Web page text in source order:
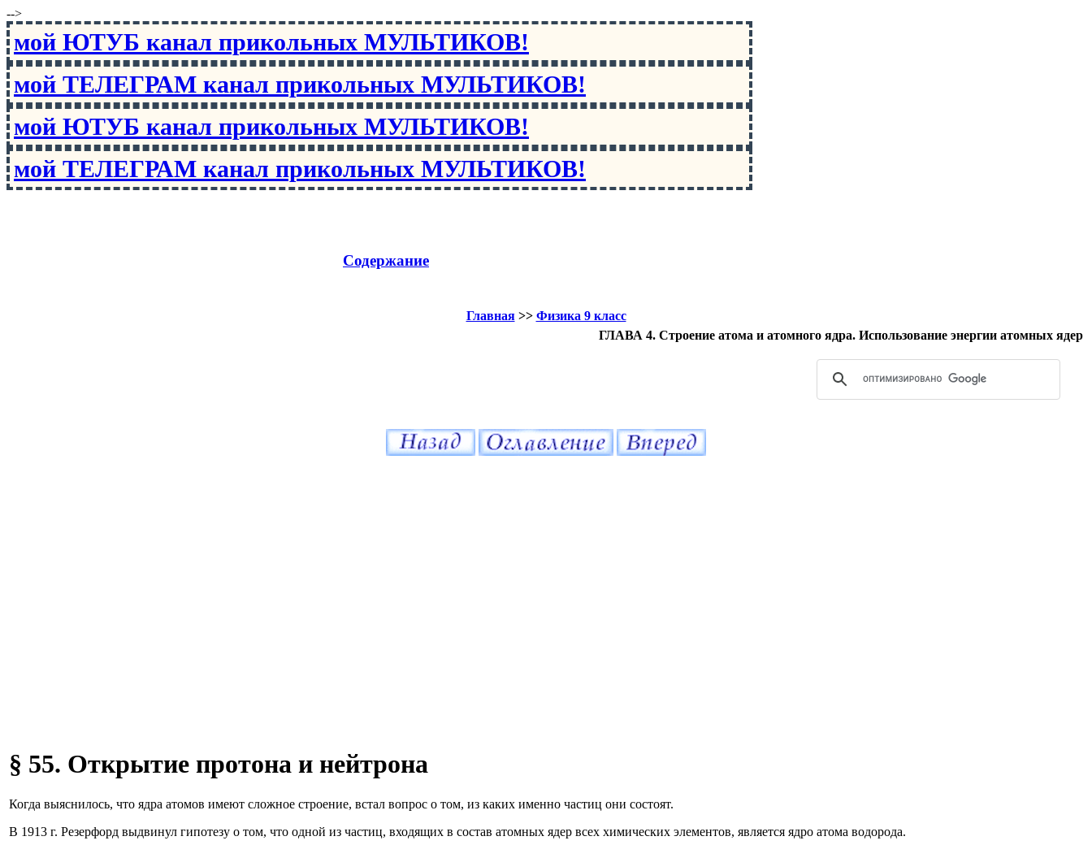
-->
мой ЮТУБ канал прикольных МУЛЬТИКОВ!
мой ТЕЛЕГРАМ канал прикольных МУЛЬТИКОВ!
мой ЮТУБ канал прикольных МУЛЬТИКОВ!
мой ТЕЛЕГРАМ канал прикольных МУЛЬТИКОВ!
Содержание
Главная>> Физика 9 класс
ГЛАВА 4. Строение атома и атомного ядра. Использование энергии атомных ядер
§ 55. Открытие протона и нейтрона
Когда выяснилось, что ядра атомов имеют сложное строение, встал вопрос о том, из каких именно частиц они состоят.
В 1913 г. Резерфорд выдвинул гипотезу о том, что одной из частиц, входящих в состав атомных ядер всех химических элементов, является ядро атома водорода.